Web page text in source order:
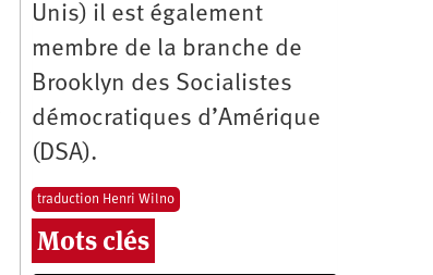
Unis) il est également
membre de la branche de
Brooklyn des Socialistes
démocratiques d’Amérique
(DSA).
traduction Henri Wilno
Mots clés